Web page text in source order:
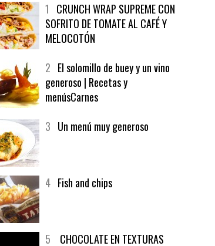
ÚLTIMAS PUBLICACIONES
SOFRITO DE TOMATE AL CAFÉ Y
MELOCOTÓN
generoso | Recetas y